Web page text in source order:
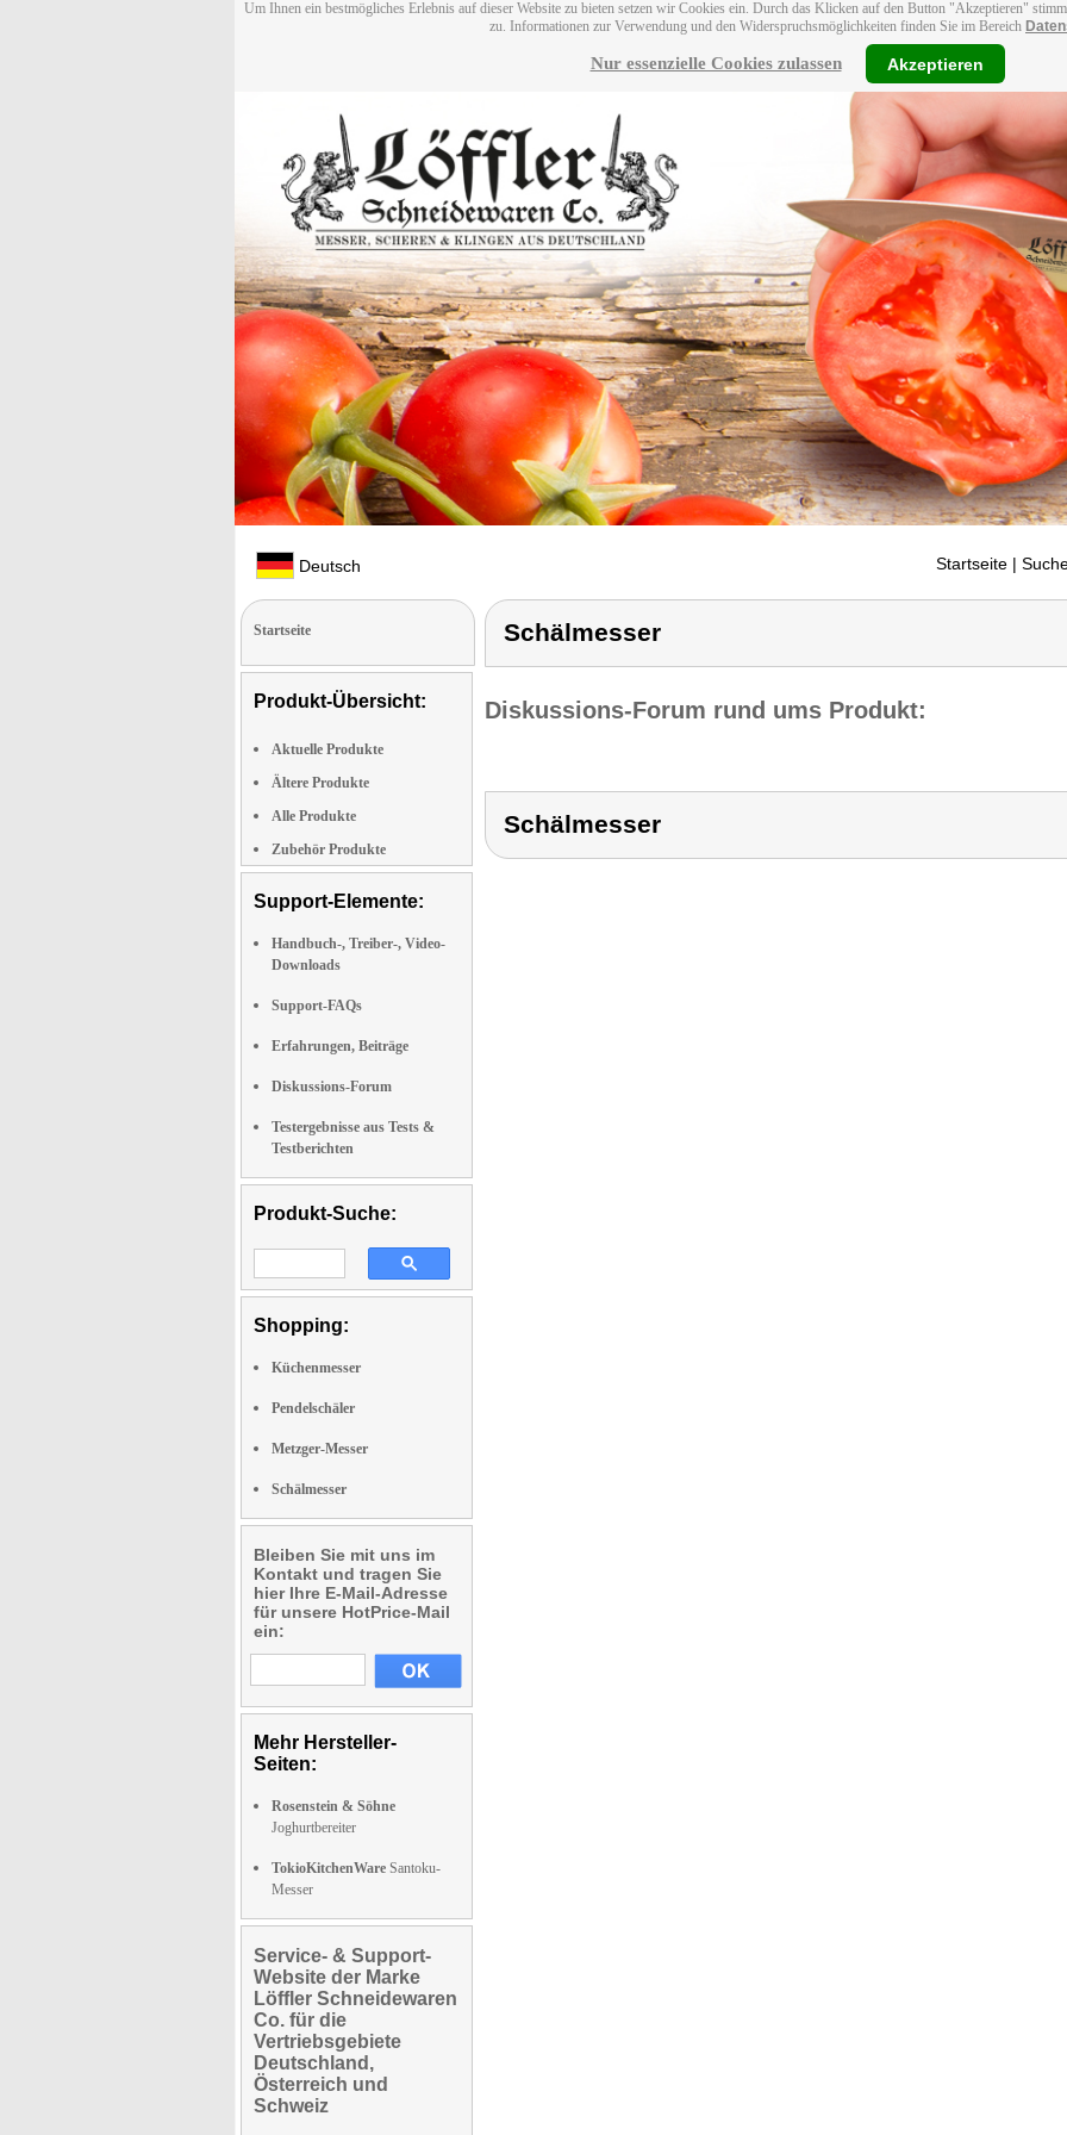
Um Ihnen ein bestmögliches Erlebnis auf dieser Website zu bieten setzen wir Cookies ein. Durch das Klicken auf den Button "Akzeptieren"
zu. Informationen zur Verwendung und den Widerspruchsmöglichkeiten finden Sie im Bereich
Nur essenzielle Cookies zulassen Akzeptieren
Deutsch Startseite |
Startseite
Produkt-Übersicht:
Aktuelle Produkte
Ältere Produkte
Alle Produkte
Zubehör Produkte
Support-Elemente:
Handbuch-, Treiber-, Video-
Downloads
Support-FAQs
Erfahrungen, Beiträge
Diskussions-Forum
Testergebnisse aus Tests &
Testberichten
Produkt-Suche:
Shopping:
Küchenmesser
Pendelschäler
Metzger-Messer
Schälmesser
Bleiben Sie mit uns im
Kontakt und tragen Sie
hier Ihre E-Mail-Adresse
für unsere HotPrice-Mail
ein:
Mehr Hersteller-
Seiten:
Rosenstein & Söhne
Joghurtbereiter
TokioKitchenWare Santoku-
Messer
Service- & Support-
Website der Marke
Löffler Schneidewaren
Co. für die
Vertriebsgebiete
Deutschland,
Österreich und
Schweiz
Schälmesser
Diskussions-Forum rund ums Produkt:
Schälmesser